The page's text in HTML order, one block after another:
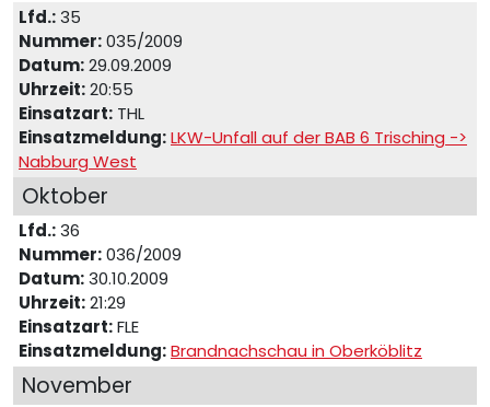
Lfd.:35
Nummer:035/2009
Datum:29.09.2009
Uhrzeit:20:55
Einsatzart: THL
Einsatzmeldung:LKW-Unfall auf der BAB 6 Trisching ->
Nabburg West
Oktober
Lfd.:36
Nummer:036/2009
Datum:30.10.2009
Uhrzeit:21:29
Einsatzart:FLE
Einsatzmeldung:Brandnachschau in Oberköblitz
November